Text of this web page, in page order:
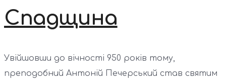
Спадщина
Увійшовши до вічності 950 років тому,
преподобний Антоній Печерський став святим